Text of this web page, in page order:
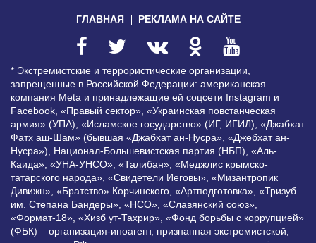
ГЛАВНАЯ РЕКЛАМА НА САЙТЕ
* Экстремистские и террористические организации,
запрещенные в Российской Федерации: американская
компания Meta и принадлежащие ей соцсети Instagram и
Facebook, «Правый сектор», «Украинская повстанческая
армия» (УПА), «Исламское государство» (ИГ, ИГИЛ), «Джабхат
Фатх аш-Шам» (бывшая «Джабхат ан-Нусра», «Джебхат ан-
Нусра»), Национал-Большевистская партия (НБП), «Аль-
Каида», «УНА-УНСО», «Талибан», «Меджлис крымско-
татарского народа», «Свидетели Иеговы», «Мизантропик
Дивижн», «Братство» Корчинского, «Артподготовка», «Тризуб
им. Степана Бандеры», «НСО», «Славянский союз»,
«Формат-18», «Хизб ут-Тахрир», «Фонд борьбы с коррупцией»
(ФБК) – организация-иноагент, признанная экстремистской,